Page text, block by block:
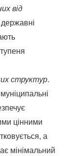
від
структур.
цінними
а
мінімальний